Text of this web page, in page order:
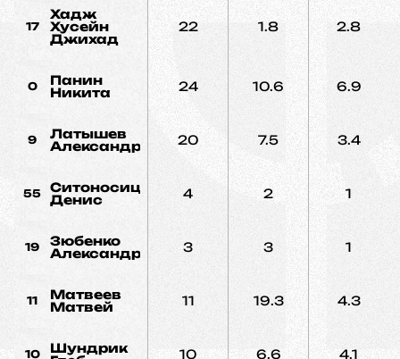
17
Хадж
Хусейн
Джихад
22 1.8 2.8
0
Панин
Никита
24 10.6 6.9
9
Латышев
Александр
20 7.5 3.4
55
Ситоносицкий
Денис
4 2 1
19
Зюбенко
Александр
3 3 1
11
Матвеев
Матвей
11 19.3 4.3
10
Шундрик
10 6.6 4.1